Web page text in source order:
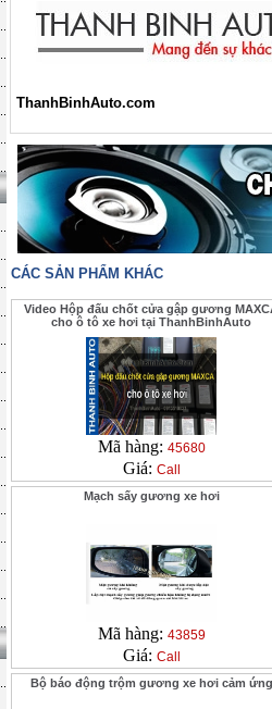
ThanhBinhAuto.com
CÁC SẢN PHẨM KHÁC
Video Hộp đấu chốt cửa gập gương
cho ô tô xe hơi tại ThanhBinhAuto
Mã hàng: 45680
Giá: Call
Mạch sấy gương xe hơi
Mã hàng: 43859
Giá: Call
Bộ báo động trộm gương xe hơi cảm ứng